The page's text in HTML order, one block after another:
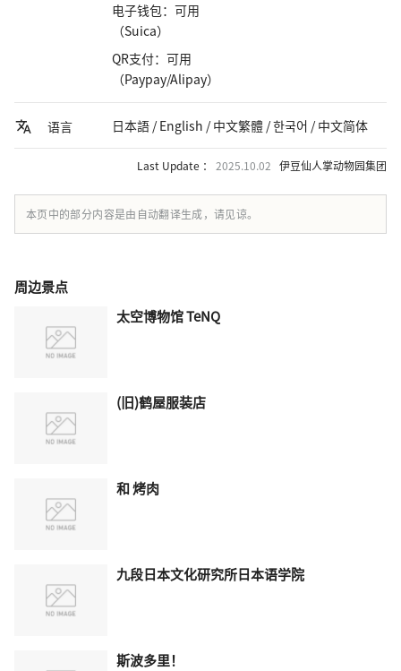
电子钱包：可用
（Suica）
QR支付：可用
（Paypay/Alipay）
语言 日本語 / English / 中文繁體 / 한국어 / 中文简体
Last Update ： 2025.10.02 伊豆仙人掌动物园集团
本页中的部分内容是由自动翻译生成，请见谅。
周边景点
太空博物馆 TeNQ
(旧)鹤屋服装店
和 烤肉
九段日本文化研究所日本语学院
斯波多里！